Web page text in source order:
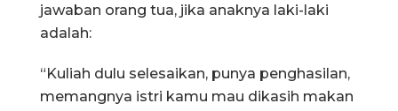
jawaban orang tua, jika anaknya laki-laki
adalah:
“Kuliah dulu selesaikan, punya penghasilan,
memangnya istri kamu mau dikasih makan